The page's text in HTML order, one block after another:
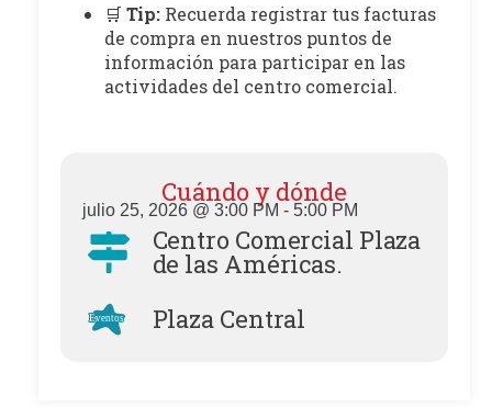
🛒 Tip: Recuerda registrar tus facturas
de compra en nuestros puntos de
información para participar en las
actividades del centro comercial.
Cuándo y dónde
julio 25, 2026 @ 3:00 PM - 5:00 PM
Centro Comercial Plaza
de las Américas.
Eventos
Eventos Plaza Central